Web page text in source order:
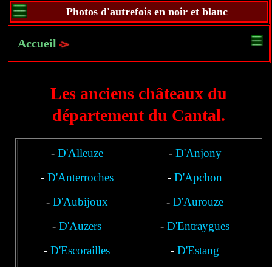
Photos d'autrefois en noir et blanc
Accueil
Les anciens châteaux du
département du Cantal.
- D'Alleuze - D'Anjony
- D'Anterroches -D'Apchon
- D'Aubijoux -D'Aurouze
-D'Auzers -D'Entraygues
-D'Escorailles -D'Estang